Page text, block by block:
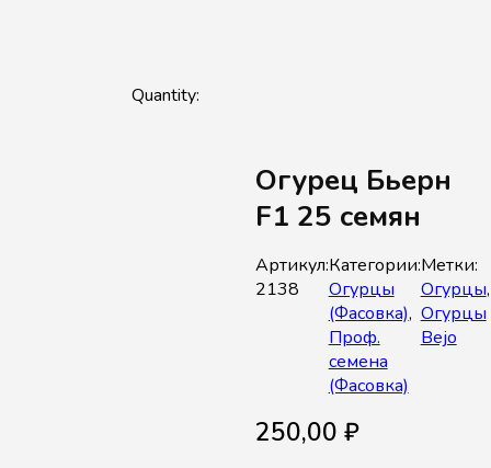
Огурец Бьерн
F1 25 семян
250,00 ₽
Артикул:
2138
Категории:
Огурцы
(Фасовка),
Проф.
семена
(Фасовка)
Метки:
Огурцы,
Огурцы
Bejo